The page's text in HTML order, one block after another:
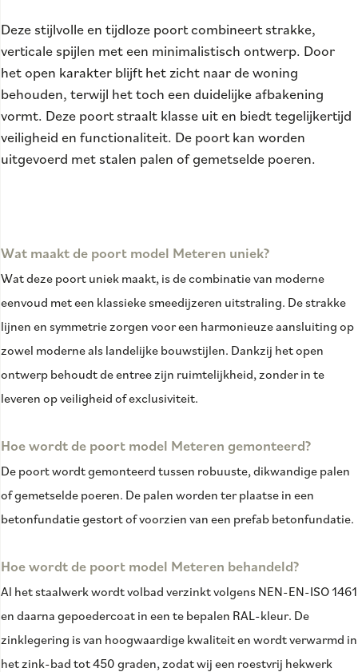
Deze stijlvolle en tijdloze poort combineert strakke,
verticale spijlen met een minimalistisch ontwerp. Door
het open karakter blijft het zicht naar de woning
behouden, terwijl het toch een duidelijke afbakening
vormt. Deze poort straalt klasse uit en biedt tegelijkertijd
veiligheid en functionaliteit. De poort kan worden
uitgevoerd met stalen palen of gemetselde poeren.
Wat maakt de poort model Meteren uniek?
Wat deze poort uniek maakt, is de combinatie van moderne
eenvoud met een klassieke smeedijzeren uitstraling. De strakke
lijnen en symmetrie zorgen voor een harmonieuze aansluiting op
zowel moderne als landelijke bouwstijlen. Dankzij het open
ontwerp behoudt de entree zijn ruimtelijkheid, zonder in te
leveren op veiligheid of exclusiviteit.
Hoe wordt de poort model Meteren gemonteerd?
De poort wordt gemonteerd tussen robuuste, dikwandige palen
of gemetselde poeren. De palen worden ter plaatse in een
betonfundatie gestort of voorzien van een prefab betonfundatie.
Hoe wordt de poort model Meteren behandeld?
Al het staalwerk wordt volbad verzinkt volgens NEN-EN-ISO 1461
en daarna gepoedercoat in een te bepalen RAL-kleur. De
zinklegering is van hoogwaardige kwaliteit en wordt verwarmd in
het zink-bad tot 450 graden, zodat wij een roestvrij hekwerk